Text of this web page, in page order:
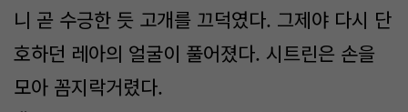
니 곧 수긍한 듯 고개를 끄덕였다. 그제야 다시 단
호하던 레아의 얼굴이 풀어졌다. 시트린은 손을
모아 꼼지락거렸다.